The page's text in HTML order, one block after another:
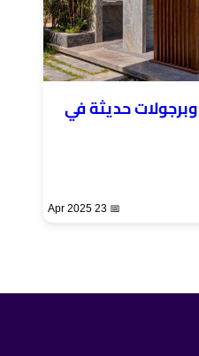
حديثة في
📅 23 Apr 2025